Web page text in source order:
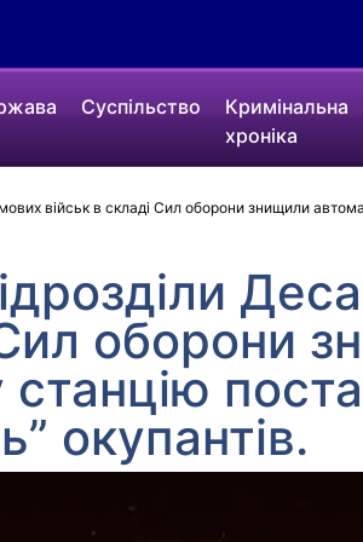
Суспільство
Кримінальна
хроніка
військ в складі Сил оборони знищили
оборони
станцію
окупантів.